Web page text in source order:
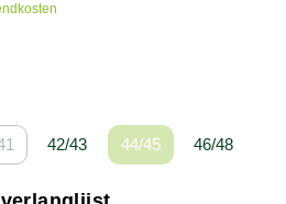
42/43 44/45 46/48